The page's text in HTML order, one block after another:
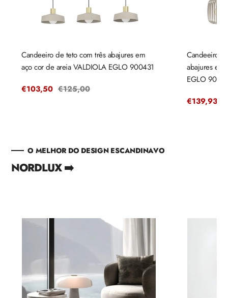
Candeeiro de teto com três abajures em
aço cor de areia VALDIOLA EGLO 900431
Preço
€103,50 Preço
€125,00
Candeeiro
abajures em
EGLO
Preço
€139,93
O MELHOR DO DESIGN ESCANDINAVO
NORDLUX ➡️